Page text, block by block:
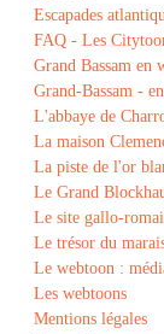
Escapades
FAQ - Les
Grand Bassam en
Grand-Bassam -
L'abbaye de
La maison
La piste de l'or
Le Grand
Le site gallo-
Le trésor du
Le webtoon :
Les webtoons
Mentions légales